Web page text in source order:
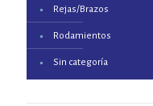
Rejas/Brazos
Rodamientos
Sin categoría